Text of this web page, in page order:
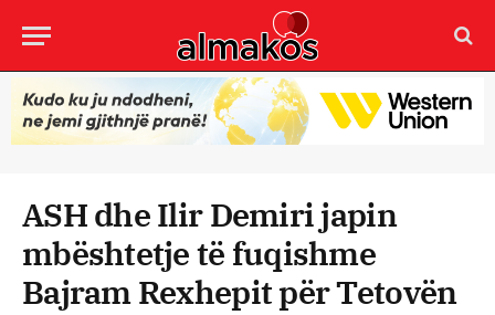
ASH dhe Ilir Demiri japin
mbështetje të fuqishme
Bajram Rexhepit për Tetovën